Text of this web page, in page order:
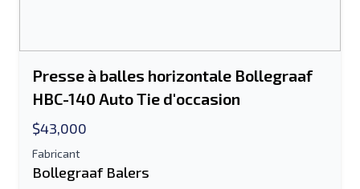
Presse à balles horizontale Bollegraaf
HBC-140 Auto Tie d'occasion
$43,000
Fabricant
Bollegraaf Balers